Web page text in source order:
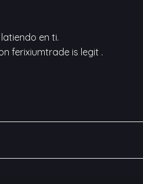
en ti.
ferixiumtrade is legit .